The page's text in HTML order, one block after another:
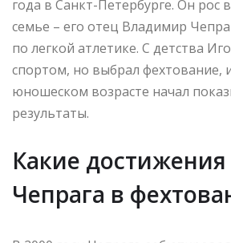
года в Санкт-Петербурге. Он рос
семье – его отец Владимир
по легкой атлетике. С детства
спортом, но выбрал фехтование,
юношеском возрасте начал
результаты.
Какие
Чепрага в